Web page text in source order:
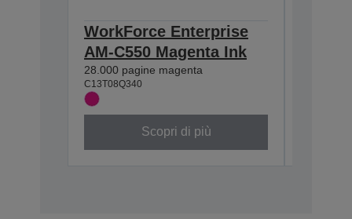
WorkForce Enterprise
AM-C550 Magenta Ink
28.000 pagine magenta
C13T08Q340
Scopri di più